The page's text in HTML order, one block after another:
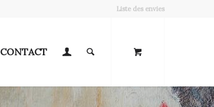
Liste des envies
CONTACT